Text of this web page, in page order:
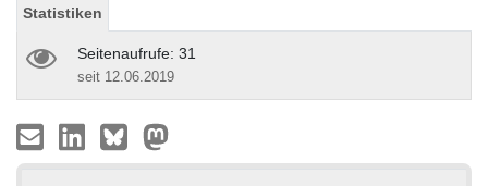
Statistiken
Seitenaufrufe: 31
seit 12.06.2019